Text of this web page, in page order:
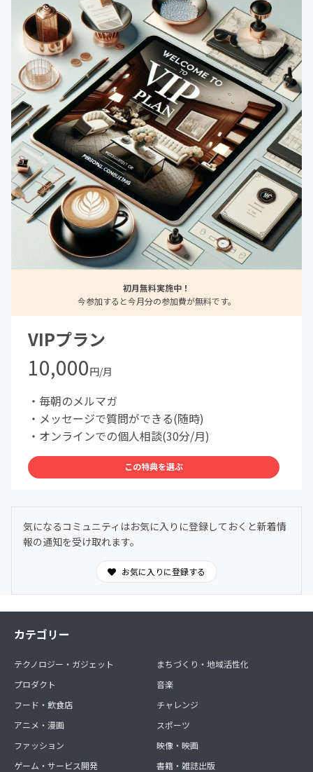
初月無料実施中！
今参加すると今月分の参加費が無料です。
VIPプラン
10,000円/月
・毎朝のメルマガ
・メッセージで質問ができる(随時)
・オンラインでの個人相談(30分/月)
この特典を選ぶ
気になるコミュニティはお気に入りに登録しておくと新着情
報の通知を受け取れます。
お気に入りに登録する
カテゴリー
テクノロジー・ガジェット
プロダクト
フード・飲食店
アニメ・漫画
ファッション
ゲーム・サービス開発
まちづくり・地域活性化
音楽
チャレンジ
スポーツ
映像・映画
書籍・雑誌出版